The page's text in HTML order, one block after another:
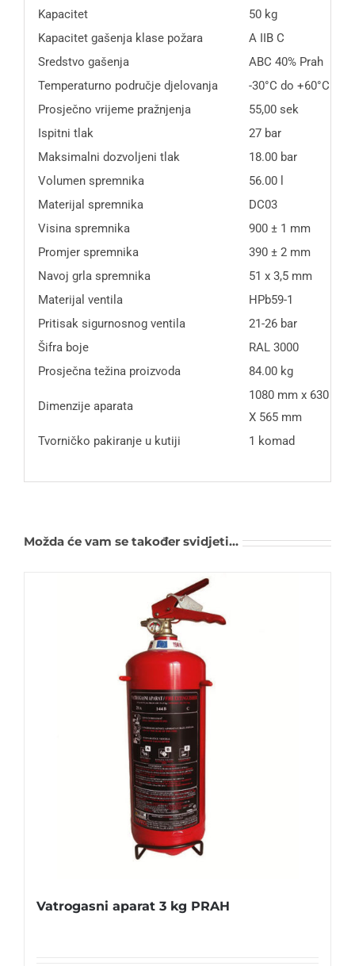
Kapacitet
50 kg
Kapacitet gašenja klase požara
A IIB C
Sredstvo gašenja
ABC 40% Prah
Temperaturno područje djelovanja
-30°C do +60°C
Prosječno vrijeme pražnjenja
55,00 sek
Ispitni tlak
27 bar
Maksimalni dozvoljeni tlak
18.00 bar
Volumen spremnika
56.00 l
Materijal spremnika
DC03
Visina spremnika
900 ± 1 mm
Promjer spremnika
390 ± 2 mm
Navoj grla spremnika
51 x 3,5 mm
Materijal ventila
HPb59-1
Pritisak sigurnosnog ventila
21-26 bar
Šifra boje
RAL 3000
Prosječna težina proizvoda
84.00 kg
Dimenzije aparata
1080 mm x 630 mm
X 565 mm
Tvorničko pakiranje u kutiji
1 komad
Možda će vam se također svidjeti…
Vatrogasni aparat 3 kg PRAH